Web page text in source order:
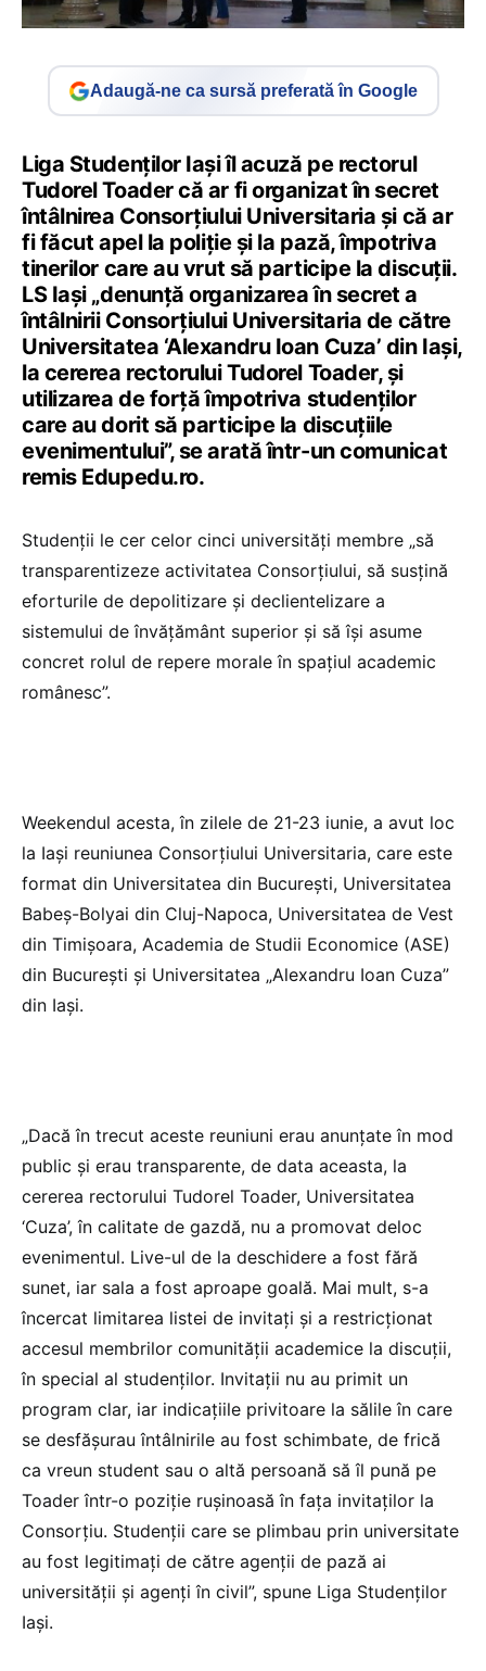
Adaugă-ne ca sursă preferată în Google
Liga Studenților Iași îl acuză pe rectorul
Tudorel Toader că ar fi organizat în secret
întâlnirea Consorțiului Universitaria și că ar
fi făcut apel la poliție și la pază, împotriva
tinerilor care au vrut să participe la discuții.
LS Iași „denunță organizarea în secret a
întâlnirii Consorțiului Universitaria de către
Universitatea ‘Alexandru Ioan Cuza’ din Iași,
la cererea rectorului Tudorel Toader, și
utilizarea de forță împotriva studenților
care au dorit să participe la discuțiile
evenimentului”, se arată într-un comunicat
remis Edupedu.ro.
Studenții le cer celor cinci universități membre „să
transparentizeze activitatea Consorțiului, să susțină
eforturile de depolitizare și declientelizare a
sistemului de învățământ superior și să își asume
concret rolul de repere morale în spațiul academic
românesc”.
Weekendul acesta, în zilele de 21-23 iunie, a avut loc
la Iași reuniunea Consorțiului Universitaria, care este
format din Universitatea din București, Universitatea
Babeș-Bolyai din Cluj-Napoca, Universitatea de Vest
din Timișoara, Academia de Studii Economice (ASE)
din Bucureşti și Universitatea „Alexandru Ioan Cuza”
din Iaşi.
„Dacă în trecut aceste reuniuni erau anunțate în mod
public și erau transparente, de data aceasta, la
cererea rectorului Tudorel Toader, Universitatea
‘Cuza’, în calitate de gazdă, nu a promovat deloc
evenimentul. Live-ul de la deschidere a fost fără
sunet, iar sala a fost aproape goală. Mai mult, s-a
încercat limitarea listei de invitați și a restricționat
accesul membrilor comunității academice la discuții,
în special al studenților. Invitații nu au primit un
program clar, iar indicațiile privitoare la sălile în care
se desfășurau întâlnirile au fost schimbate, de frică
ca vreun student sau o altă persoană să îl pună pe
Toader într-o poziție rușinoasă în fața invitaților la
Consorțiu. Studenții care se plimbau prin universitate
au fost legitimați de către agenții de pază ai
universității și agenți în civil”, spune Liga Studenților
Iași.